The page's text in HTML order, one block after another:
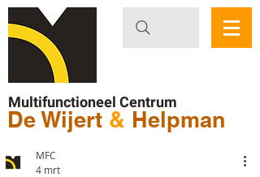
Multifunctioneel Centrum
De Wijert & Helpman
MFC
4 mrt